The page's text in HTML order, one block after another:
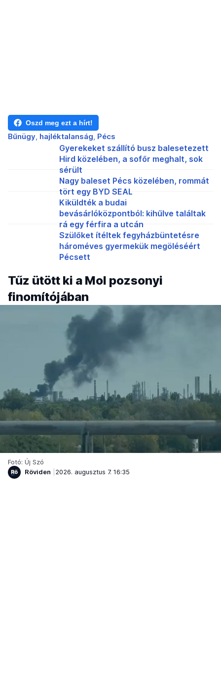
Oszd meg ezt a hírt!
Bűnügy hajléktalanság Pécs
Gyerekeket szállító busz balesetezett
Hird közelében, a sofőr meghalt, sok
sérült
Nagy baleset Pécs közelében, rommát
tört egy BYD SEAL
Kiküldték a budai
bevásárlóközpontból: kihűlve találtak
rá egy férfira a utcán
Szülőket ítéltek fegyházbüntetésre
hároméves gyermekük megöléséért
Pécsett
Tűz ütött ki a Mol pozsonyi
finomítójában
Fotó: Új Szó
Röviden
2026. augusztus 7. 16:35